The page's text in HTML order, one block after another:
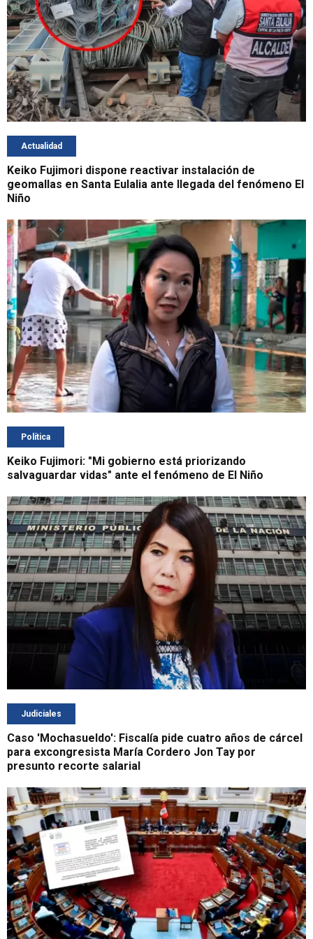
Actualidad
Keiko Fujimori dispone reactivar instalación de
geomallas en Santa Eulalia ante llegada del fenómeno El
Niño
Política
Keiko Fujimori: "Mi gobierno está priorizando
salvaguardar vidas" ante el fenómeno de El Niño
Judiciales
Caso 'Mochasueldo': Fiscalía pide cuatro años de cárcel
para excongresista María Cordero Jon Tay por
presunto recorte salarial